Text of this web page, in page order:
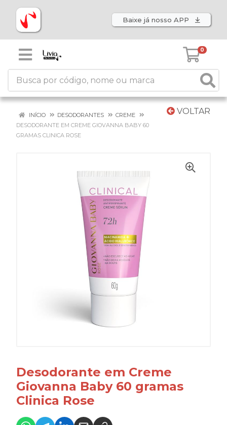
Baixe já nosso APP
0
VOLTAR
INÍCIO DESODORANTES
CREME
DESODORANTE EM CREME GIOVANNA BABY 60
GRAMAS CLINICA ROSE
Desodorante em Creme
Giovanna Baby 60 gramas
Clinica Rose